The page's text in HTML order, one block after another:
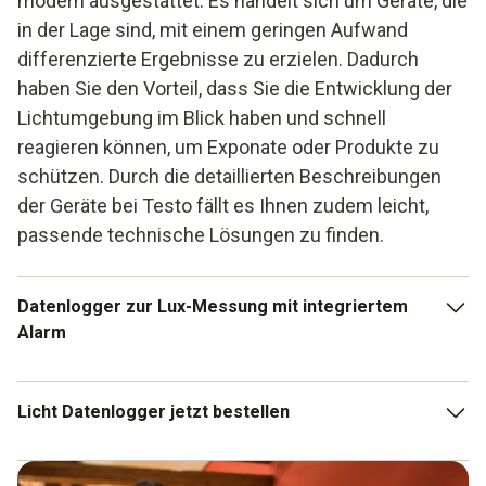
in der Lage sind, mit einem geringen Aufwand
differenzierte Ergebnisse zu erzielen. Dadurch
haben Sie den Vorteil, dass Sie die Entwicklung der
Lichtumgebung im Blick haben und schnell
reagieren können, um Exponate oder Produkte zu
schützen. Durch die detaillierten Beschreibungen
der Geräte bei Testo fällt es Ihnen zudem leicht,
passende technische Lösungen zu finden.
Datenlogger zur Lux-Messung mit integriertem
Alarm
Alarmeinstellung möglich ist. Dies eröffnet Ihnen die
durchführen zu müssen. Stellen Sie sich vor, Sie
Licht Datenlogger jetzt bestellen
Die UV Aufzeichnung ist für Bereiche in Ihrem Unternehmen